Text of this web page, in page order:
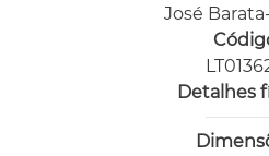
José
Detalhes